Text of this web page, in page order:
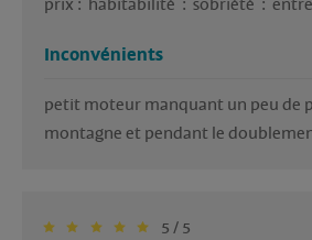
Inconvénients
petit moteur manquant un peu de
montagne et pendant le
5 / 5